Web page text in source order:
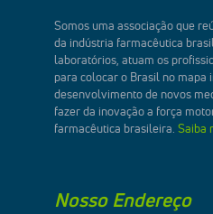
Somos uma associação que
da indústria farmacêutica
laboratórios, atuam os
para colocar o Brasil no mapa
desenvolvimento de novos
fazer da inovação a força
farmacêutica brasileira. Saiba
Nosso Endereço